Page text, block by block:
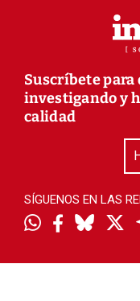
Suscríbete para
investigando y
calidad
SÍGUENOS EN LAS